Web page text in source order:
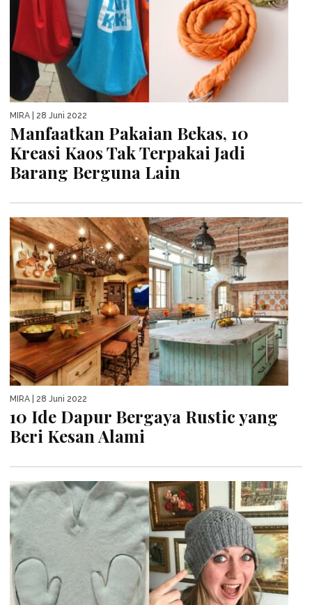
MIRA | 28 Juni 2022
Manfaatkan Pakaian Bekas, 10
Kreasi Kaos Tak Terpakai Jadi
Barang Berguna Lain
MIRA | 28 Juni 2022
10 Ide Dapur Bergaya Rustic yang
Beri Kesan Alami